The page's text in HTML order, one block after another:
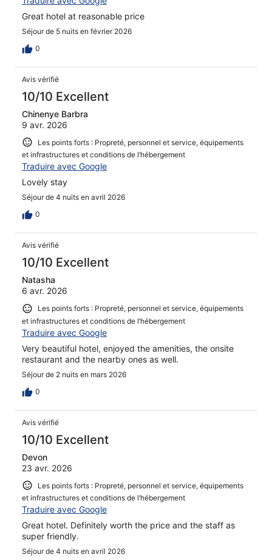
Great hotel at reasonable price
Séjour de 5 nuits en février 2026
0
Avis vérifié
10/10 Excellent
Chinenye Barbra
9 avr. 2026
Les points forts : Propreté, personnel et service, équipements
et infrastructures et conditions de l’hébergement
Traduire avec Google
Lovely stay
Séjour de 4 nuits en avril 2026
0
Avis vérifié
10/10 Excellent
Natasha
6 avr. 2026
Les points forts : Propreté, personnel et service, équipements
et infrastructures et conditions de l’hébergement
Traduire avec Google
Very beautiful hotel, enjoyed the amenities, the onsite
restaurant and the nearby ones as well.
Séjour de 2 nuits en mars 2026
0
Avis vérifié
10/10 Excellent
Devon
23 avr. 2026
Les points forts : Propreté, personnel et service, équipements
et infrastructures et conditions de l’hébergement
Traduire avec Google
Great hotel. Definitely worth the price and the staff as
super friendly.
Séjour de 4 nuits en avril 2026